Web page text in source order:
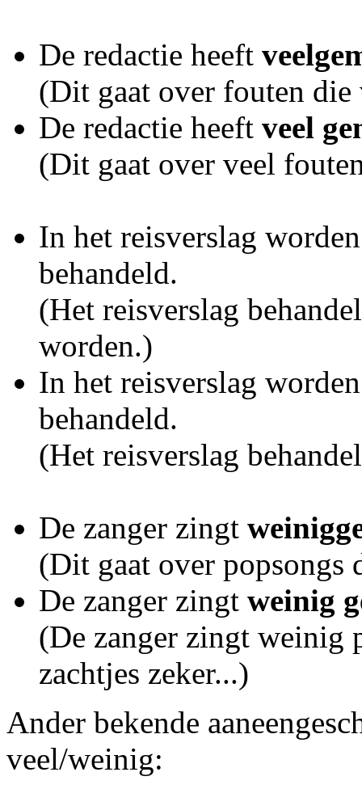
De redactie heeft
(Dit gaat over fouten die
De redactie heeft veel
(Dit gaat over veel
In het reisverslag
behandeld.
(Het reisverslag
worden.)
In het reisverslag
behandeld.
(Het reisverslag
De zanger zingt
(Dit gaat over popsongs
De zanger zingt weinig
(De zanger zingt weinig
zachtjes zeker...)
Ander bekende
veel/weinig: